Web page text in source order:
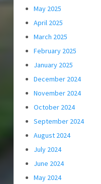
May 2025
April 2025
March 2025
February 2025
January 2025
December 2024
November 2024
October 2024
September 2024
August 2024
July 2024
June 2024
May 2024